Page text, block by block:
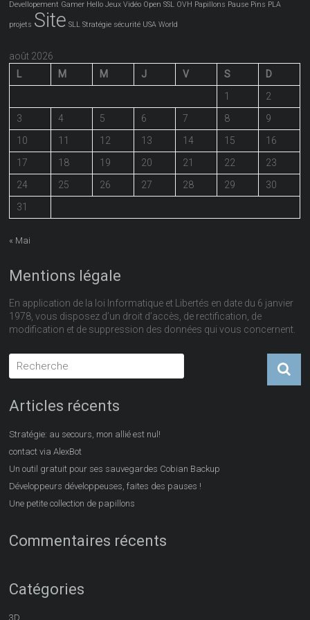
Devellopement Gamer Hello Jeux Vidéo Open SSL OVH Papillons Pause Pins PLA
projets Site SLL Stratégie sécurité USA World
août 2026
L
M M J V S
D
1
2
3
4 5 6 7 8
9
10
11 12 13 14 15
16
17
18 19 20 21 22
23
24
25 26 27 28 29
30
31
« Mai
Mentions légale
En application de la loi Informatique et Libertés en date du 6 janvier
1978, vous disposez d’un droit d’accès, de rectification, de
modification et de suppression des données qui vous concernent.
Articles récents
Stratégie: au secours, mon allié est nul!
contact via AlexBot
Un outil gratuit pour ses sauvegardes Cobian Backup
Développeurs développeuses, faites des pauses !
Une petite collection de papillons
Commentaires récents
Catégories
3D